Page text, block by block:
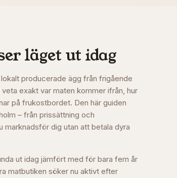
läget ut idag
producerade ägg från frigående
exakt var maten kommer ifrån, hur
på frukostbordet. Den här guiden
– från prissättning och
marknadsför dig utan att betala dyra
ut idag jämfört med för bara fem år
matbutiken söker nu aktivt efter